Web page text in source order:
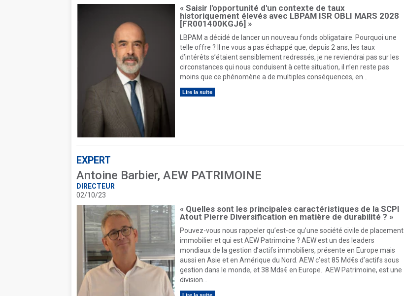
« Saisir l'opportunité d'un contexte de taux
historiquement élevés avec LBPAM ISR OBLI MARS 2028
[FR001400KGJ6] »
LBPAM a décidé de lancer un nouveau fonds obligataire. Pourquoi une
telle offre ? Il ne vous a pas échappé que, depuis 2 ans, les taux
d’intérêts s’étaient sensiblement redressés, je ne reviendrai pas sur les
circonstances qui nous conduisent à cette situation, il n’en reste pas
moins que ce phénomène a de multiples conséquences, en...
Lire la suite
EXPERT
Antoine Barbier, AEW PATRIMOINE
DIRECTEUR
02/10/23
« Quelles sont les principales caractéristiques de la SCPI
Atout Pierre Diversification en matière de durabilité ? »
Pouvez-vous nous rappeler qu’est-ce qu’une société civile de placement
immobilier et qui est AEW Patrimoine ? AEW est un des leaders
mondiaux de la gestion d’actifs immobiliers, présente en Europe mais
aussi en Asie et en Amérique du Nord. AEW c’est 85 Md€s d’actifs sous
gestion dans le monde, et 38 Mds€ en Europe. AEW Patrimoine, est une
division...